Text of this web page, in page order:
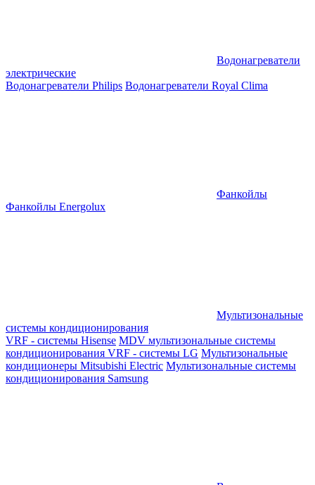
Водонагреватели
электрические
Водонагреватели Philips Водонагреватели Royal Clima
Фанкойлы
Фанкойлы Energolux
Мультизональные
системы кондиционирования
VRF - системы Hisense MDV мультизональные системы
кондиционирования VRF - системы LG Мультизональные
кондиционеры Mitsubishi Electric Мультизональные системы
кондиционирования Samsung